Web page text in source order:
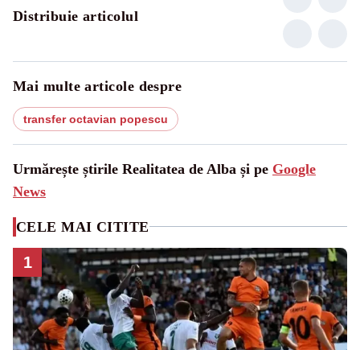
Distribuie articolul
Mai multe articole despre
transfer octavian popescu
Urmărește știrile Realitatea de Alba și pe Google
News
CELE MAI CITITE
1